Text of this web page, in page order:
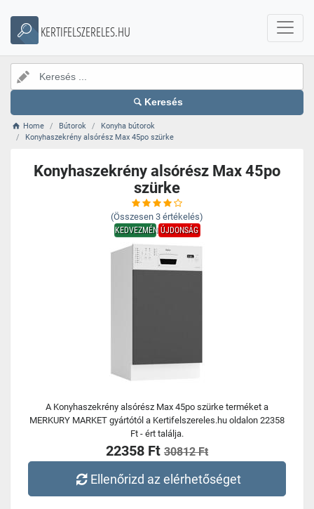
KERTIFELSZERELES.HU
Keresés
Home Bútorok
Konyha bútorok
Konyhaszekrény alsórész Max 45po szürke
Konyhaszekrény alsórész Max 45po
szürke
(Összesen 3 értékelés)
KEDVEZMÉNYÚJDONSÁG
A Konyhaszekrény alsórész Max 45po szürke terméket a
MERKURY MARKET gyártótól a Kertifelszereles.hu oldalon 22358
Ft - ért találja.
22358 Ft 30812 Ft
Ellenőrizd az elérhetőséget